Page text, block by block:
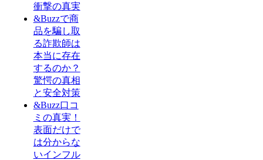
衝撃の真実
&Buzzで商
品を騙し取
る詐欺師は
本当に存在
するのか？
驚愕の真相
と安全対策
&Buzz口コ
ミの真実！
表面だけで
は分からな
いインフル